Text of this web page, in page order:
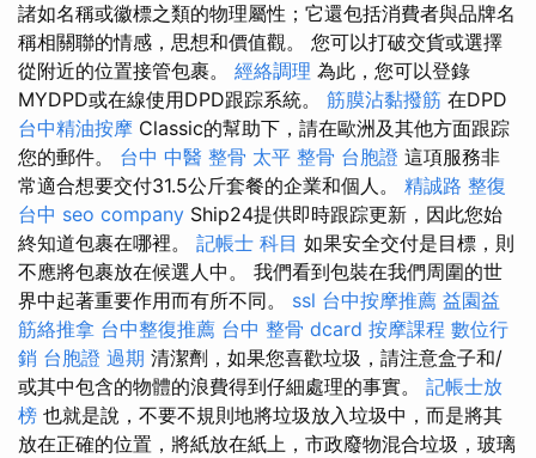
諸如名稱或徽標之類的物理屬性；它還包括消費者與品牌名
稱相關聯的情感，思想和價值觀。 您可以打破交貨或選擇
從附近的位置接管包裹。 經絡調理 為此，您可以登錄
MYDPD或在線使用DPD跟踪系統。 筋膜沾黏撥筋 在DPD
台中精油按摩 Classic的幫助下，請在歐洲及其他方面跟踪
您的郵件。 台中 中醫 整骨 太平 整骨 台胞證 這項服務非
常適合想要交付31.5公斤套餐的企業和個人。 精誠路 整復
台中 seo company Ship24提供即時跟踪更新，因此您始
終知道包裹在哪裡。 記帳士 科目 如果安全交付是目標，則
不應將包裹放在候選人中。 我們看到包裝在我們周圍的世
界中起著重要作用而有所不同。 ssl 台中按摩推薦 益園益
筋絡推拿 台中整復推薦 台中 整骨 dcard 按摩課程 數位行
銷 台胞證 過期 清潔劑，如果您喜歡垃圾，請注意盒子和/
或其中包含的物體的浪費得到仔細處理的事實。 記帳士放
榜 也就是說，不要不規則地將垃圾放入垃圾中，而是將其
放在正確的位置，將紙放在紙上，市政廢物混合垃圾，玻璃